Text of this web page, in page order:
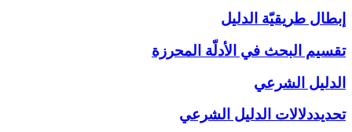
إبطال طريقيّة الدليل
تقسيم البحث في الأدلّة المحرزة
الدليل الشرعي‏
تحديددلالات الدليل الشرعي‏